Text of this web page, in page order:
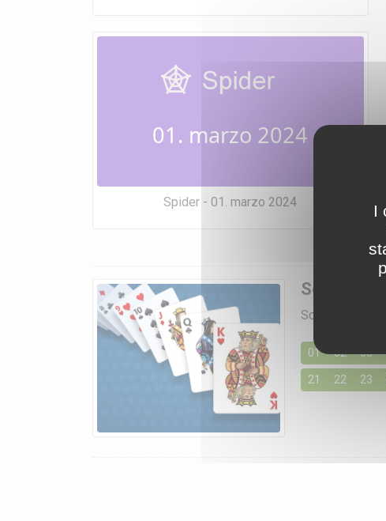
01. marzo 2024
Spider - 01. marzo 2024
Soluzioni
Scegli un
01 02 03
21 22 23
I